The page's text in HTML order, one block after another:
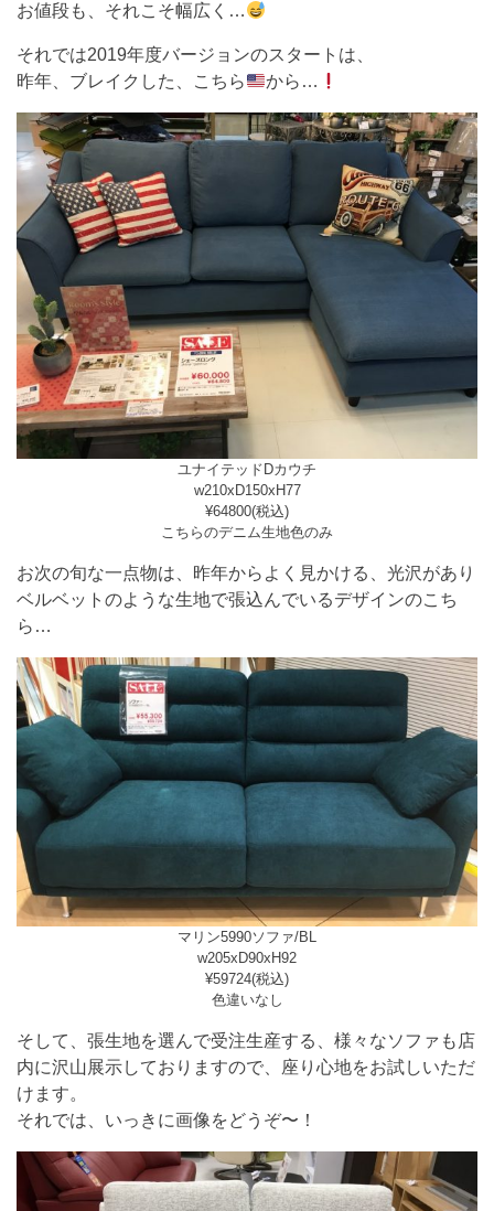
お値段も、それこそ幅広く…
それでは2019年度バージョンのスタートは、
昨年、ブレイクした、こちら
から…
ユナイテッドDカウチ
w210xD150xH77
¥64800(税込)
こちらのデニム生地色のみ
お次の旬な一点物は、昨年からよく見かける、光沢があり
ベルベットのような生地で張込んでいるデザインのこち
ら…
マリン5990ソファ/BL
w205xD90xH92
¥59724(税込)
色違いなし
そして、張生地を選んで受注生産する、様々なソファも店
内に沢山展示しておりますので、座り心地をお試しいただ
けます。
それでは、いっきに画像をどうぞ〜！